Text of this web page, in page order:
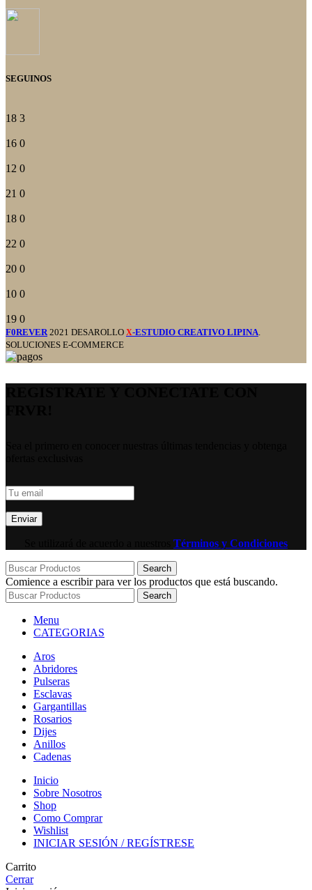
SEGUINOS
18 3
16 0
12 0
21 0
18 0
22 0
20 0
10 0
19 0
F0REVER 2021 DESAROLLO X-ESTUDIO CREATIVO LIPINA
SOLUCIONES E-COMMERCE
Términos y Condiciones
Search
Comience a escribir para ver los productos que está buscando.
Search
Menu
CATEGORIAS
Aros
Abridores
Pulseras
Esclavas
Gargantillas
Rosarios
Dijes
Anillos
Cadenas
Inicio
Sobre Nosotros
Shop
Como Comprar
Wishlist
INICIAR SESIÓN / REGÍSTRESE
Carrito
Cerrar